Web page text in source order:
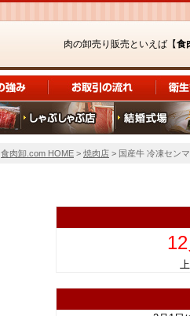
肉の卸売り販売といえば【食
食肉卸.com HOME > 焼肉店 > 国産牛 冷凍セン
上